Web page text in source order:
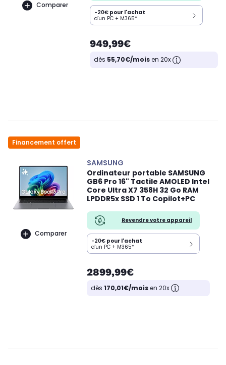
Comparer
-20€ pour l'achat
d'un PC + M365*
949,99€
dès 55,70€/moisen 20x
Financement offert
Comparer
SAMSUNG
Ordinateur portable SAMSUNG
GB6 Pro 16" Tactile AMOLED Intel
Core Ultra X7 358H 32 Go RAM
LPDDR5x SSD 1 To Copilot+PC
Revendre votre appareil
-20€ pour l'achat
d'un PC + M365*
2899,99€
dès 170,01€/moisen 20x